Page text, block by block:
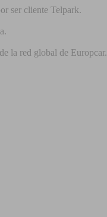
ser cliente Telpark.
la red global de Europcar.